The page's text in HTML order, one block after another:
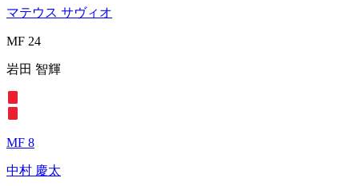
マテウス サヴィオ
MF 24
岩田 智輝
MF 8
中村 慶太